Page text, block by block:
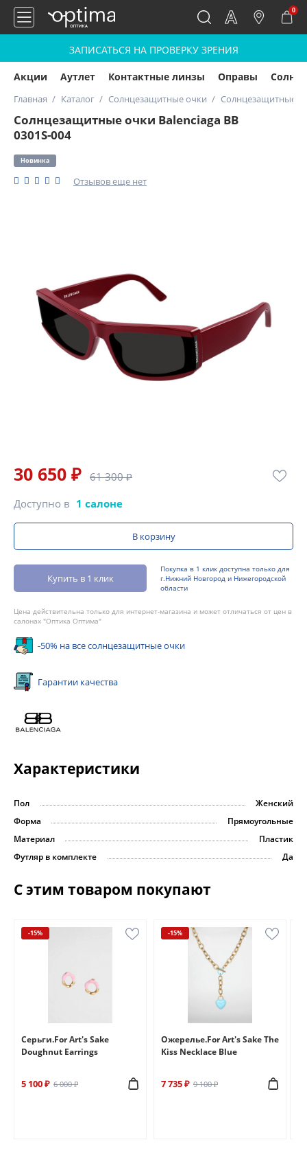
0
ЗАПИСАТЬСЯ НА ПРОВЕРКУ ЗРЕНИЯ
Акции Аутлет Контактные линзы Оправы
Главная Каталог Солнцезащитные очки Солнцезащитные
Солнцезащитные очки Balenciaga BB
0301S-004
Новинка
Отзывов еще нет
30 650 ₽ 61 300 ₽
Доступно в 1 салоне
В корзину
Купить в 1 клик
Покупка в 1 клик доступна только для
г.Нижний Новгород и Нижегородской
области
Цена действительна только для интернет-магазина и может отличаться от цен в
салонах "Оптика Оптима"
-50% на все солнцезащитные очки
Гарантии качества
Характеристики
Пол
Женский
Форма
Прямоугольные
Материал
Пластик
Футляр в комплекте
Да
С этим товаром покупают
-15%
Серьги.For Art's Sake
Doughnut Earrings
5 100 ₽ 6 000 ₽
-15%
Ожерелье.For Art's Sake The
Kiss Necklace Blue
7 735 ₽ 9 100 ₽